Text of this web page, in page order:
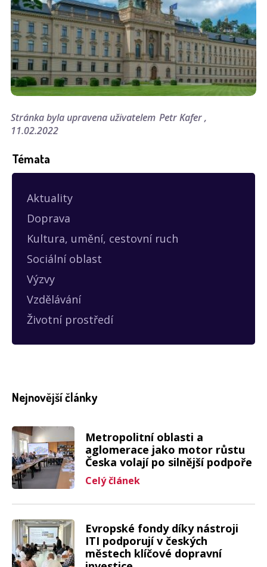
Stránka byla upravena uživatelem Petr Kafer
11.02.2022
Témata
Aktuality
Doprava
Kultura, umění, cestovní ruch
Sociální oblast
Výzvy
Vzdělávání
Životní prostředí
Nejnovější články
Metropolitní oblasti a
aglomerace jako motor růstu
Česka volají po silnější podpoře
Celý článek
Evropské fondy díky nástroji
ITI podporují v českých
městech klíčové dopravní